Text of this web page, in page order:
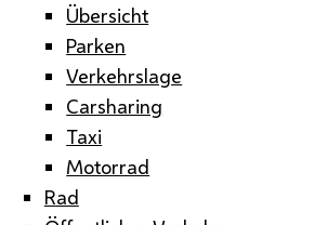
Übersicht
Parken
Verkehrslage
Carsharing
Taxi
Motorrad
Rad